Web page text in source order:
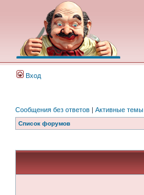
Вход
Сообщения без ответов | Активные темы
Список форумов